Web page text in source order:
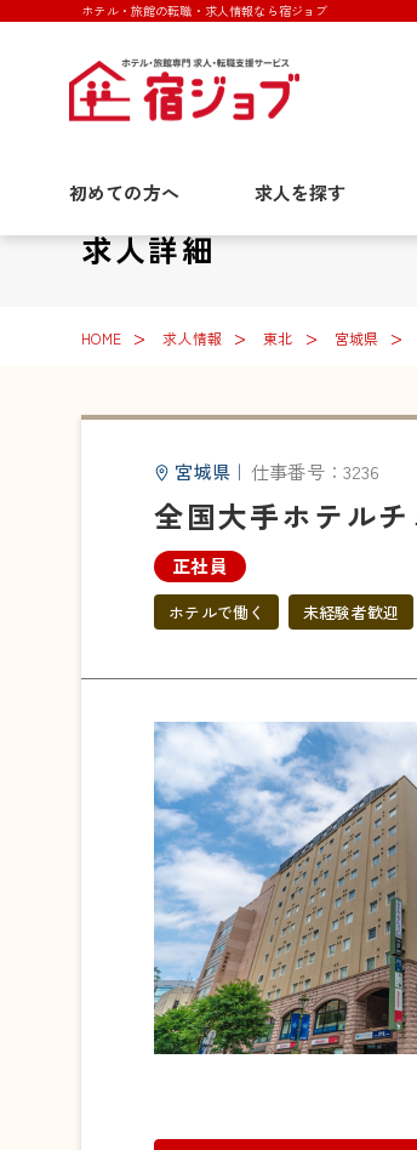
ホテル・旅館の転職・求人情報なら宿ジョブ
初めての方へ 求人を探す
求人詳細
HOME 求人情報 東北 宮城県
宮城県｜ 仕事番号：3236
全国大手ホテル
正社員
ホテルで働く 未経験者歓迎